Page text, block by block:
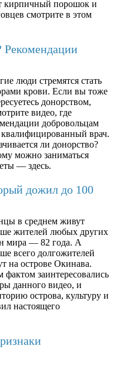
кирпичный порошок и
смотрите в этом
Рекомендации
люди стремятся стать
крови. Если вы тоже
донорством,
видео, где
добровольцам
квалифицированный врач.
ли донорство?
можно заниматься
— здесь.
дожил до 100
в среднем живут
жителей любых других
мира — 82 года. А
всего долгожителей
на острове Окинава.
фактом заинтересовались
данного видео, и
острова, культуру и
настоящего